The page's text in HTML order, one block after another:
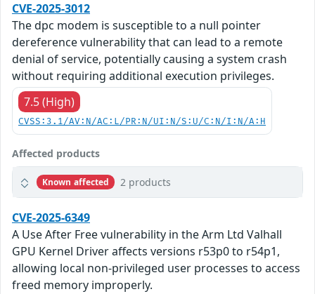
CVE-2025-3012
The dpc modem is susceptible to a null pointer
dereference vulnerability that can lead to a remote
denial of service, potentially causing a system crash
without requiring additional execution privileges.
7.5 (High)
CVSS:3.1/AV:N/AC:L/PR:N/UI:N/S:U/C:N/I:N/A:H
Affected products
Known affected 2 products
CVE-2025-6349
A Use After Free vulnerability in the Arm Ltd Valhall
GPU Kernel Driver affects versions r53p0 to r54p1,
allowing local non-privileged user processes to access
freed memory improperly.